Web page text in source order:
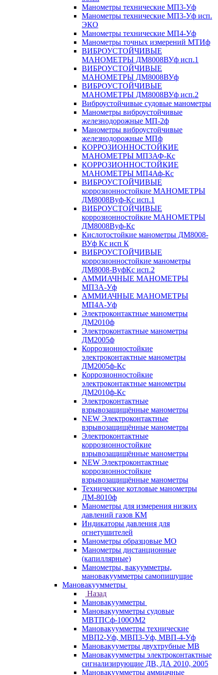
Манометры технические МП3-Уф
Манометры технические МП3-Уф исп.
ЭКО
Манометры технические МП4-Уф
Манометры точных измерений МТИф
ВИБРОУСТОЙЧИВЫЕ
МАНОМЕТРЫ ДМ8008ВУф исп.1
ВИБРОУСТОЙЧИВЫЕ
МАНОМЕТРЫ ДМ8008ВУф
ВИБРОУСТОЙЧИВЫЕ
МАНОМЕТРЫ ДМ8008ВУф исп.2
Виброустойчивые судовые манометры
Манометры виброустойчивые
железнодорожные МП-2ф
Манометры виброустойчивые
железнодорожные МПф
КОРРОЗИОННОСТОЙКИЕ
МАНОМЕТРЫ МП3АФ-Кс
КОРРОЗИОННОСТОЙКИЕ
МАНОМЕТРЫ МП4Аф-Кс
ВИБРОУСТОЙЧИВЫЕ
коррозионностойкие МАНОМЕТРЫ
ДМ8008Вуф-Кс исп.1
ВИБРОУСТОЙЧИВЫЕ
коррозионностойкие МАНОМЕТРЫ
ДМ8008Вуф-Кс
Кислотостойкие манометры ДМ8008-
ВУф Кс исп К
ВИБРОУСТОЙЧИВЫЕ
коррозионностойкие манометры
ДМ8008-ВуфКс исп.2
АММИАЧНЫЕ МАНОМЕТРЫ
МП3А-Уф
АММИАЧНЫЕ МАНОМЕТРЫ
МП4А-Уф
Электроконтактные манометры
ДМ2010ф
Электроконтактные манометры
ДМ2005ф
Коррозионностойкие
электроконтактные манометры
ДМ2005ф-Кс
Коррозионностойкие
электроконтактные манометры
ДМ2010ф-Кс
Электроконтактные
взрывозащищённые манометры
NEW Электроконтактные
взрывозащищённые манометры
Электроконтактные
коррозионностойкие
взрывозащищённые манометры
NEW Электроконтактные
коррозионностойкие
взрывозащищённые манометры
Технические котловые манометры
ДМ-8010ф
Манометры для измерения низких
давлений газов КМ
Индикаторы давления для
огнетушителей
Манометры образцовые МО
Манометры дистанционные
(капиллярные)
Манометры, вакуумметры,
мановакуумметры самопишущие
Мановакуумметры
Назад
Мановакуумметры
Мановакуумметры судовые
МВТПСф-100ОМ2
Мановакуумметры технические
МВП2-Уф, МВП3-Уф, МВП-4-Уф
Мановакууметры двухтрубные МВ
Мановакуумметры электроконтактные
сигнализирующие ДВ, ДА 2010, 2005
Мановакуумметры аммиачные